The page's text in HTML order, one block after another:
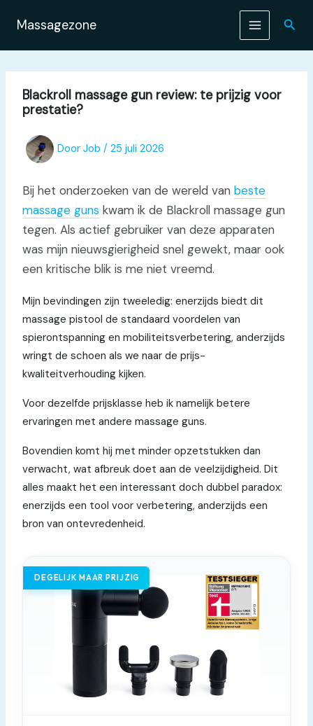
naar
inhoud
Massagezone
Blackroll massage gun review: te prijzig voor
prestatie?
Door Job / 25 juli 2026
Bij het onderzoeken van de wereld van beste
massage guns kwam ik de Blackroll massage gun
tegen. Als actief gebruiker van deze apparaten
was mijn nieuwsgierigheid snel gewekt, maar ook
een kritische blik is me niet vreemd.
Mijn bevindingen zijn tweeledig: enerzijds biedt dit
massage pistool de standaard voordelen van
spierontspanning en mobiliteitsverbetering, anderzijds
wringt de schoen als we naar de prijs-
kwaliteitverhouding kijken.
Voor dezelfde prijsklasse heb ik namelijk betere
ervaringen met andere massage guns.
Bovendien komt hij met minder opzetstukken dan
verwacht, wat afbreuk doet aan de veelzijdigheid. Dit
alles maakt het een interessant doch dubbel paradox:
enerzijds een tool voor verbetering, anderzijds een
bron van ontevredenheid.
DEGELIJK MAAR PRIJZIG